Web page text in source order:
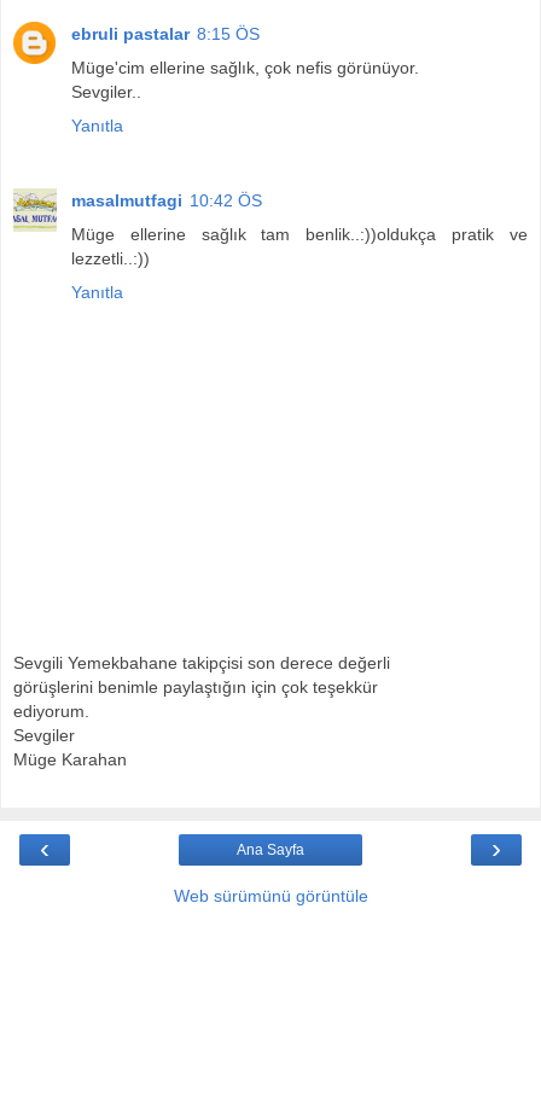
ebruli pastalar 8:15 ÖS
Müge'cim ellerine sağlık, çok nefis görünüyor.
Sevgiler..
Yanıtla
masalmutfagi 10:42 ÖS
Müge ellerine sağlık tam benlik..:))oldukça pratik ve
lezzetli..:))
Yanıtla
Sevgili Yemekbahane takipçisi son derece değerli
görüşlerini benimle paylaştığın için çok teşekkür
ediyorum.
Sevgiler
Müge Karahan
‹ ›
Ana Sayfa
Web sürümünü görüntüle